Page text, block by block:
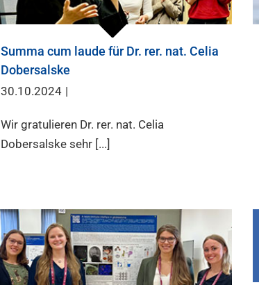
Summa cum laude für Dr. rer. nat. Celia
Dobersalske
30.10.2024 |
Wir gratulieren Dr. rer. nat. Celia
Dobersalske sehr [...]